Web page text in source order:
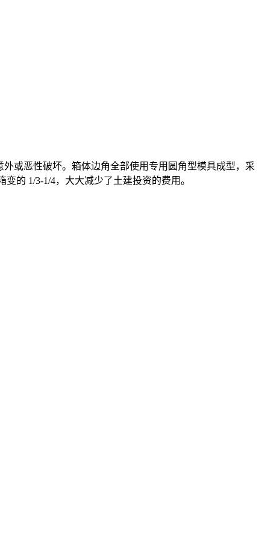
或恶性破坏。箱体边角全部使用专用圆角型模具成型，采
的 1/3-1/4，大大减少了土建投资的费用。